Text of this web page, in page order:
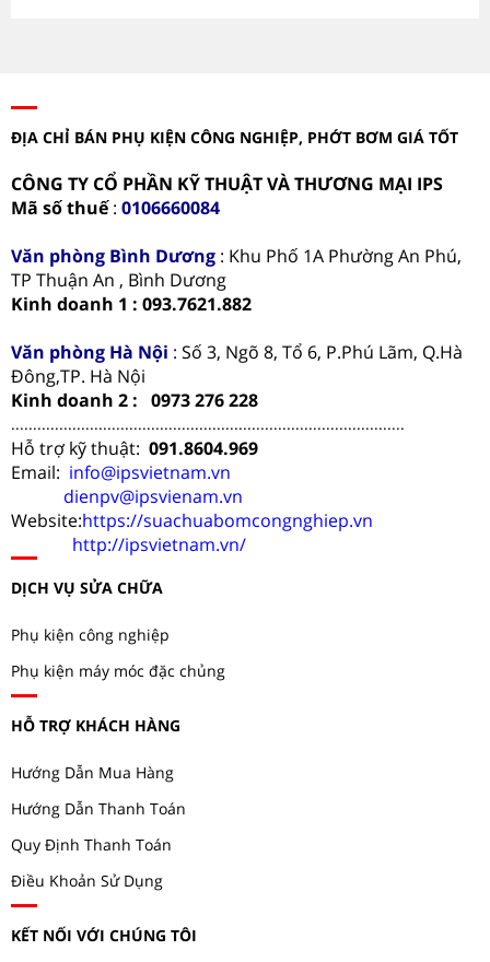
ĐỊA CHỈ BÁN PHỤ KIỆN CÔNG NGHIỆP, PHỚT BƠM GIÁ TỐT
CÔNG TY CỔ PHẦN KỸ THUẬT VÀ THƯƠNG MẠI IPS
Mã số thuế: 0106660084
Văn phòng Bình Dương : Khu Phố 1A Phường An Phú,
TP Thuận An , Bình Dương
Kinh doanh 1 : 093.7621.882
Văn phòng Hà Nội : Số 3, Ngõ 8, Tổ 6, P.Phú Lãm, Q.Hà
Đông,TP. Hà Nội
Kinh doanh 2 : 0973 276 228
..........................................................................................
Hỗ trợ kỹ thuật: 091.8604.969
Email: info@ipsvietnam.vn
dienpv@ipsvienam.vn
Website:https://suachuabomcongnghiep.vn
http://ipsvietnam.vn/
DỊCH VỤ SỬA CHỮA
Phụ kiện công nghiệp
Phụ kiện máy móc đặc chủng
HỖ TRỢ KHÁCH HÀNG
Hướng Dẫn Mua Hàng
Hướng Dẫn Thanh Toán
Quy Định Thanh Toán
Điều Khoản Sử Dụng
KẾT NỐI VỚI CHÚNG TÔI